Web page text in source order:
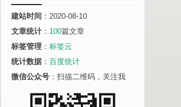
建站时间 ：2020-08-10
文章统计： 100篇文章
标签管理 ： 标签云
统计数据 ： 百度统计
微信公众号 ：扫描二维码，关注我